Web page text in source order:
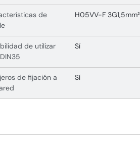
de
H05VV-F 3G1,5mm²
de utilizar
Sí
de fijación a
Sí